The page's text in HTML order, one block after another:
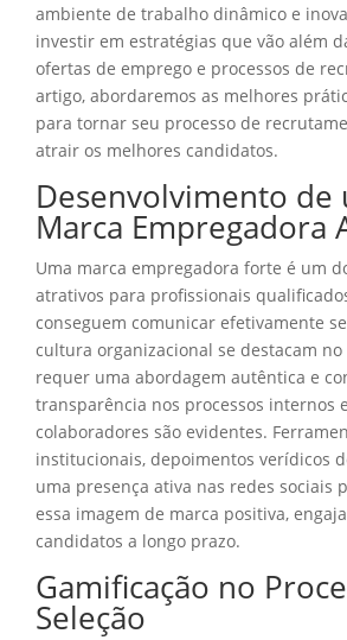
ambiente de trabalho dinâmico e
investir em estratégias que vão além
ofertas de emprego e processos de
artigo, abordaremos as melhores
para tornar seu processo de
atrair os melhores candidatos.
Desenvolvimento de
Marca Empregadora
Uma marca empregadora forte é um
atrativos para profissionais
conseguem comunicar efetivamente
cultura organizacional se destacam no
requer uma abordagem autêntica e
transparência nos processos internos
colaboradores são evidentes.
institucionais, depoimentos verídicos
uma presença ativa nas redes sociais
essa imagem de marca positiva,
candidatos a longo prazo.
Gamificação no
Seleção